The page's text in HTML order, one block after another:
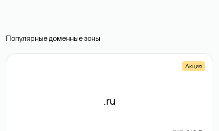
Популярные доменные зоны
Акция
.ru